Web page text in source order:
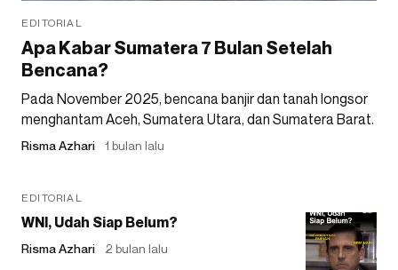
EDITORIAL
Apa Kabar Sumatera 7 Bulan Setelah
Bencana?
Pada November 2025, bencana banjir dan tanah longsor
menghantam Aceh, Sumatera Utara, dan Sumatera Barat.
Risma Azhari 1 bulan lalu
EDITORIAL
WNI, Udah Siap Belum?
Risma Azhari 2 bulan lalu